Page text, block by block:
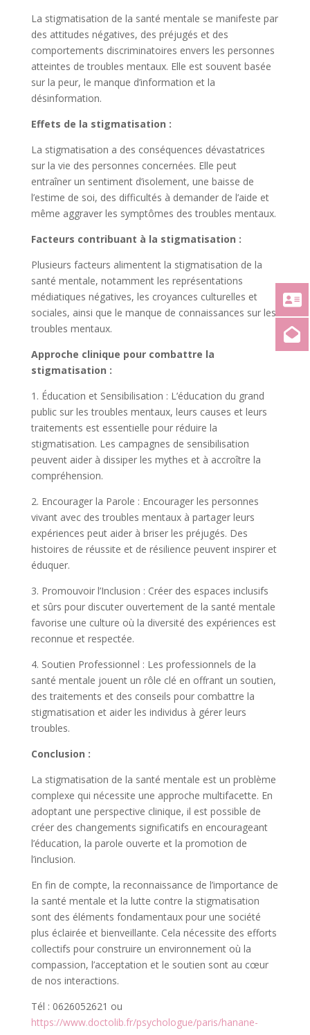
La stigmatisation de la santé mentale se manifeste par
des attitudes négatives, des préjugés et des
comportements discriminatoires envers les personnes
atteintes de troubles mentaux. Elle est souvent basée
sur la peur, le manque d’information et la
désinformation.
Effets de la stigmatisation :
La stigmatisation a des conséquences dévastatrices
sur la vie des personnes concernées. Elle peut
entraîner un sentiment d’isolement, une baisse de
l’estime de soi, des difficultés à demander de l’aide et
même aggraver les symptômes des troubles mentaux.
Facteurs contribuant à la stigmatisation :
Plusieurs facteurs alimentent la stigmatisation de la
santé mentale, notamment les représentations
médiatiques négatives, les croyances culturelles et
sociales, ainsi que le manque de connaissances sur les
troubles mentaux.
Approche clinique pour combattre la
stigmatisation :
1. Éducation et Sensibilisation : L’éducation du grand
public sur les troubles mentaux, leurs causes et leurs
traitements est essentielle pour réduire la
stigmatisation. Les campagnes de sensibilisation
peuvent aider à dissiper les mythes et à accroître la
compréhension.
2. Encourager la Parole : Encourager les personnes
vivant avec des troubles mentaux à partager leurs
expériences peut aider à briser les préjugés. Des
histoires de réussite et de résilience peuvent inspirer et
éduquer.
3. Promouvoir l’Inclusion : Créer des espaces inclusifs
et sûrs pour discuter ouvertement de la santé mentale
favorise une culture où la diversité des expériences est
reconnue et respectée.
4. Soutien Professionnel : Les professionnels de la
santé mentale jouent un rôle clé en offrant un soutien,
des traitements et des conseils pour combattre la
stigmatisation et aider les individus à gérer leurs
troubles.
Conclusion :
La stigmatisation de la santé mentale est un problème
complexe qui nécessite une approche multifacette. En
adoptant une perspective clinique, il est possible de
créer des changements significatifs en encourageant
l’éducation, la parole ouverte et la promotion de
l’inclusion.
En fin de compte, la reconnaissance de l’importance de
la santé mentale et la lutte contre la stigmatisation
sont des éléments fondamentaux pour une société
plus éclairée et bienveillante. Cela nécessite des efforts
collectifs pour construire un environnement où la
compassion, l’acceptation et le soutien sont au cœur
de nos interactions.
Tél : 0626052621 ou
https://www.doctolib.fr/psychologue/paris/hanane-